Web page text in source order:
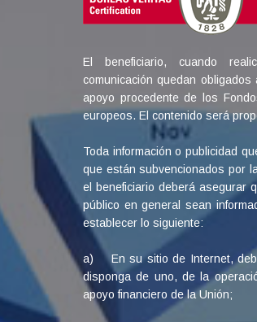
El beneficiario, cuando
comunicación quedan
apoyo procedente de los
europeos. El contenido será
Toda información o publicidad
que están subvencionados por
el beneficiario deberá asegurar
público en general sean
establecer lo siguiente:
a) En su sitio de Internet,
disponga de uno, de la
apoyo financiero de la Unión;